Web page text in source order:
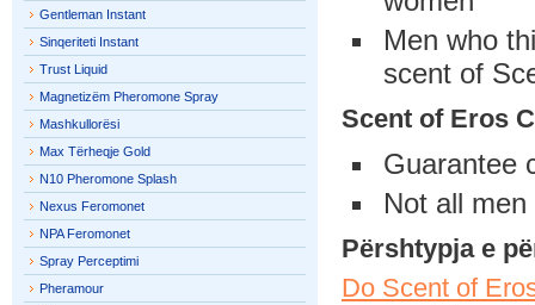
Men who
scent of
Scent of Eros
Guarantee
Not all
Përshtypja e
Do Scent of
Gentleman Instant
Sinqeriteti Instant
Trust Liquid
Magnetizëm Pheromone Spray
Mashkullorësi
Max Tërheqje Gold
N10 Pheromone Splash
Nexus Feromonet
NPA Feromonet
Spray Perceptimi
Pheramour